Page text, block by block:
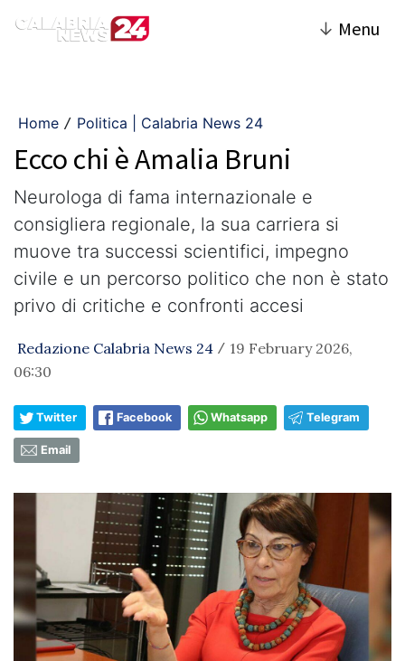
↓ Menu
Home / Politica | Calabria News 24
Ecco chi è Amalia Bruni
Neurologa di fama internazionale e
consigliera regionale, la sua carriera si
muove tra successi scientifici, impegno
civile e un percorso politico che non è stato
privo di critiche e confronti accesi
Redazione Calabria News 24 / 19 February 2026,
06:30
Twitter Facebook Whatsapp Telegram
Email